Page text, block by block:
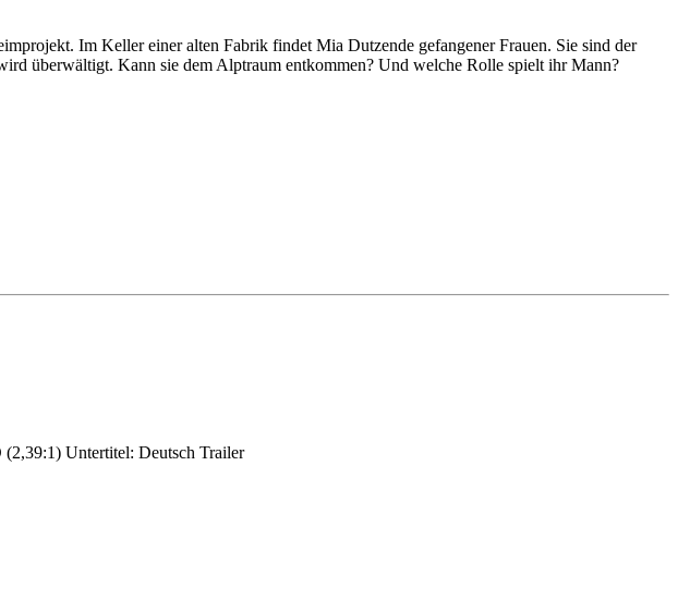
Im Keller einer alten Fabrik findet Mia Dutzende gefangener Frauen. Sie sind der
überwältigt. Kann sie dem Alptraum entkommen? Und welche Rolle spielt ihr Mann?
Untertitel: Deutsch Trailer